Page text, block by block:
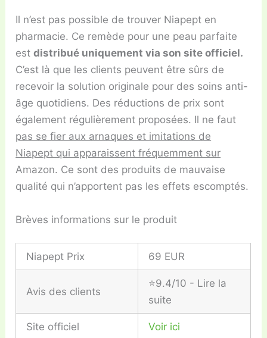
Il n’est pas possible de trouver Niapept en
pharmacie. Ce remède pour une peau parfaite
estdistribué uniquement via son site officiel.
C’est là que les clients peuvent être sûrs de
recevoir la solution originale pour des soins anti-
âge quotidiens. Des réductions de prix sont
également régulièrement proposées. Il ne faut
pas se fier aux arnaques et imitations de
Niapept qui apparaissent fréquemment sur
Amazon. Ce sont des produits de mauvaise
qualité qui n’apportent pas les effets escomptés.
Brèves informations sur le produit
Niapept Prix 69 EUR
Avis des clients
⭐9.4/10 - Lire la
suite
Site officiel Voir ici